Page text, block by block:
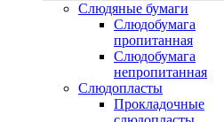
Слюдяные бумаги
Слюдобумага
пропитанная
Слюдобумага
непропитанная
Слюдопласты
Прокладочные